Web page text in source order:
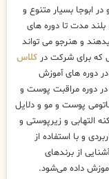
ابوجا بسیار متنوع و
بلند مدت تا دوره های
و هنرجو می تواند
که برای شرکت در کلاس
در دوره های آموزش
دوره مراقبت پوست و
پوست و مو و دلایل
التهابی و زیرپوستی و
و با استفاده از
از برندهای
داده می‌شود.